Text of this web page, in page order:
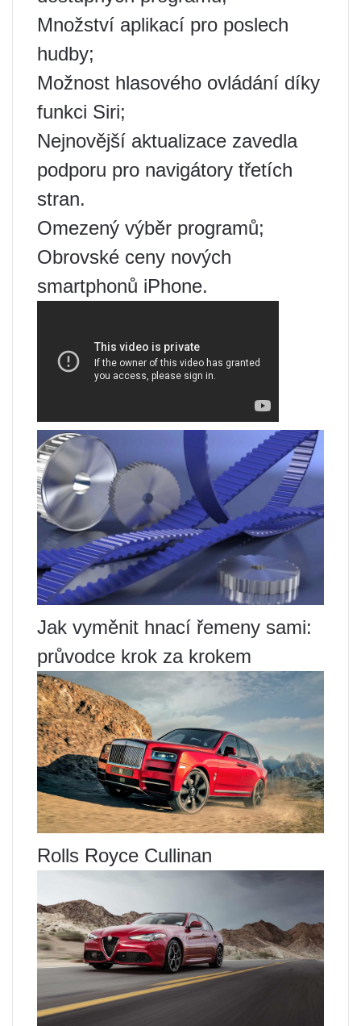
Množství aplikací pro poslech
hudby;
Možnost hlasového ovládání díky
funkci Siri;
Nejnovější aktualizace zavedla
podporu pro navigátory třetích
stran.
Omezený výběr programů;
Obrovské ceny nových
smartphonů iPhone.
Jak vyměnit hnací řemeny sami:
průvodce krok za krokem
Rolls Royce Cullinan